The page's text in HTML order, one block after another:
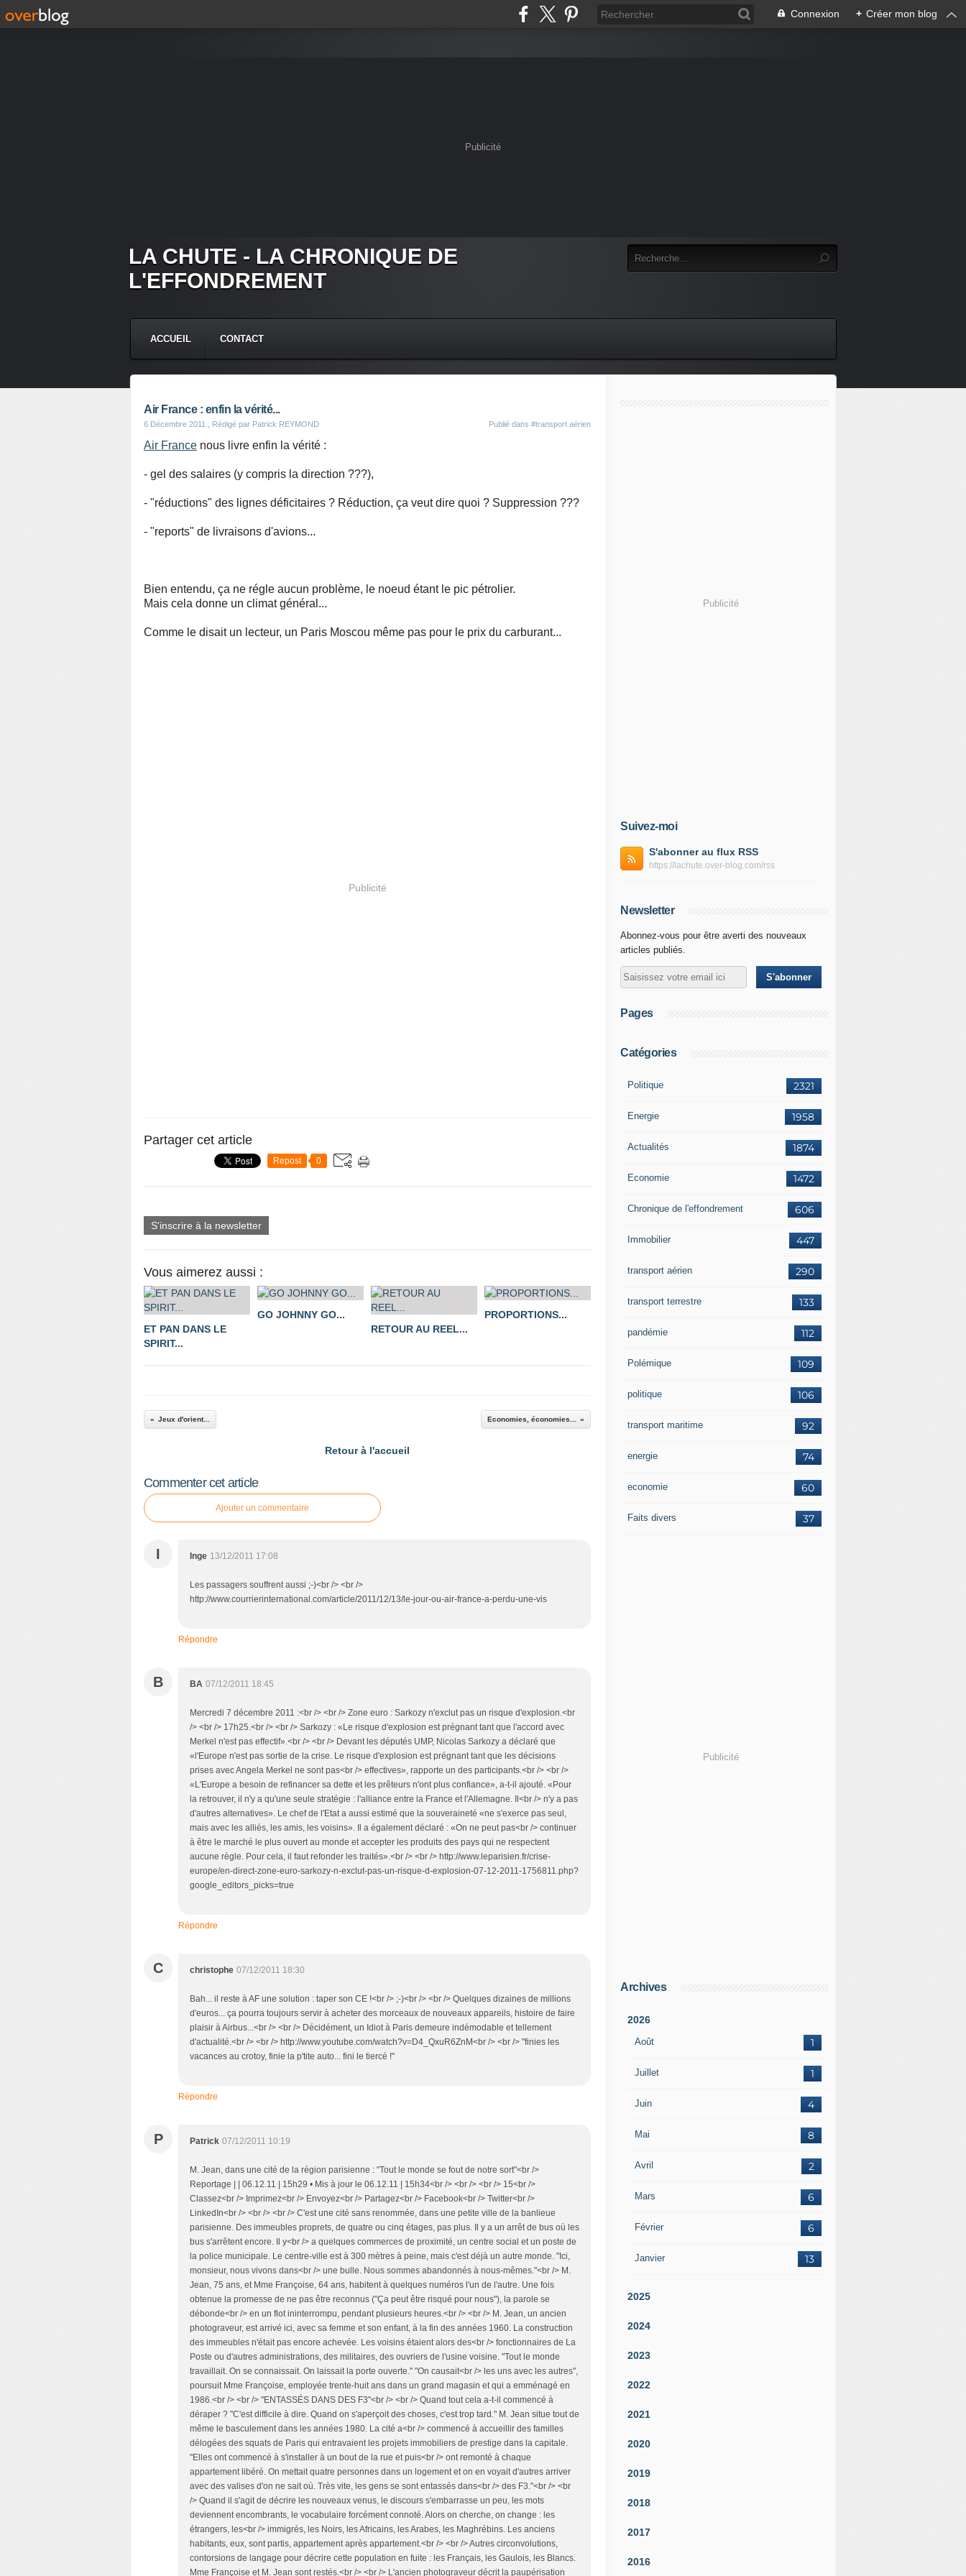
Connexion + Créer mon blog
Publicité
LA CHUTE - LA CHRONIQUE DE
L'EFFONDREMENT
ACCUEIL CONTACT
Air France : enfin la vérité...
6 Décembre 2011 , Rédigé par Patrick REYMOND Publié dans #transport aérien
Air France nous livre enfin la vérité :
- gel des salaires (y compris la direction ???),
- "réductions" des lignes déficitaires ? Réduction, ça veut dire quoi ? Suppression ???
- "reports" de livraisons d'avions...
Bien entendu, ça ne régle aucun problème, le noeud étant le pic pétrolier.
Mais cela donne un climat général...
Comme le disait un lecteur, un Paris Moscou même pas pour le prix du carburant...
Publicité
Partager cet article
Repost 0
S'inscrire à la newsletter
Vous aimerez aussi :
ET PAN DANS LE
SPIRIT...
GO JOHNNY GO...
RETOUR AU REEL...
PROPORTIONS...
Jeux d'orient... Economies, économies...
Retour à l'accueil
Commenter cet article
Ajouter un commentaire
I Inge 13/12/2011 17:08
Les passagers souffrent aussi ;-)<br /> <br />
http://www.courrierinternational.com/article/2011/12/13/le-jour-ou-air-france-a-perdu-une-vis
Répondre
B BA 07/12/2011 18:45
Mercredi 7 décembre 2011 :<br /> <br /> Zone euro : Sarkozy n'exclut pas un risque d'explosion.<br
/> <br /> 17h25.<br /> <br /> Sarkozy : «Le risque d'explosion est prégnant tant que l'accord avec
Merkel n'est pas effectif».<br /> <br /> Devant les députés UMP, Nicolas Sarkozy a déclaré que
«l'Europe n'est pas sortie de la crise. Le risque d'explosion est prégnant tant que les décisions
prises avec Angela Merkel ne sont pas<br /> effectives», rapporte un des participants.<br /> <br />
«L'Europe a besoin de refinancer sa dette et les prêteurs n'ont plus confiance», a-t-il ajouté. «Pour
la retrouver, il n'y a qu'une seule stratégie : l'alliance entre la France et l'Allemagne. Il<br /> n'y a pas
d'autres alternatives». Le chef de l'Etat a aussi estimé que la souveraineté «ne s'exerce pas seul,
mais avec les alliés, les amis, les voisins». Il a également déclaré : «On ne peut pas<br /> continuer
à être le marché le plus ouvert au monde et accepter les produits des pays qui ne respectent
aucune règle. Pour cela, il faut refonder les traités».<br /> <br /> http://www.leparisien.fr/crise-
europe/en-direct-zone-euro-sarkozy-n-exclut-pas-un-risque-d-explosion-07-12-2011-1756811.php?
google_editors_picks=true
Répondre
C christophe 07/12/2011 18:30
Bah... il reste à AF une solution : taper son CE !<br /> ;-)<br /> <br /> Quelques dizaines de millions
d'euros... ça pourra toujours servir à acheter des morceaux de nouveaux appareils, histoire de faire
plaisir à Airbus...<br /> <br /> Décidément, un Idiot à Paris demeure indémodable et tellement
d'actualité.<br /> <br /> http://www.youtube.com/watch?v=D4_QxuR6ZnM<br /> <br /> "finies les
vacances au crotoy, finie la p'tite auto... fini le tiercé !"
Répondre
P Patrick 07/12/2011 10:19
M. Jean, dans une cité de la région parisienne : "Tout le monde se fout de notre sort"<br />
Reportage | | 06.12.11 | 15h29 • Mis à jour le 06.12.11 | 15h34<br /> <br /> <br /> 15<br />
Classez<br /> Imprimez<br /> Envoyez<br /> Partagez<br /> Facebook<br /> Twitter<br />
LinkedIn<br /> <br /> <br /> C'est une cité sans renommée, dans une petite ville de la banlieue
parisienne. Des immeubles proprets, de quatre ou cinq étages, pas plus. Il y a un arrêt de bus où les
bus s'arrêtent encore. Il y<br /> a quelques commerces de proximité, un centre social et un poste de
la police municipale. Le centre-ville est à 300 mètres à peine, mais c'est déjà un autre monde. "Ici,
monsieur, nous vivons dans<br /> une bulle. Nous sommes abandonnés à nous-mêmes."<br /> M.
Jean, 75 ans, et Mme Françoise, 64 ans, habitent à quelques numéros l'un de l'autre. Une fois
obtenue la promesse de ne pas être reconnus ("Ça peut être risqué pour nous"), la parole se
débonde<br /> en un flot ininterrompu, pendant plusieurs heures.<br /> <br /> M. Jean, un ancien
photograveur, est arrivé ici, avec sa femme et son enfant, à la fin des années 1960. La construction
des immeubles n'était pas encore achevée. Les voisins étaient alors des<br /> fonctionnaires de La
Poste ou d'autres administrations, des militaires, des ouvriers de l'usine voisine. "Tout le monde
travaillait. On se connaissait. On laissait la porte ouverte." "On causait<br /> les uns avec les autres",
poursuit Mme Françoise, employée trente-huit ans dans un grand magasin et qui a emménagé en
1986.<br /> <br /> "ENTASSÉS DANS DES F3"<br /> <br /> Quand tout cela a-t-il commencé à
déraper ? "C'est difficile à dire. Quand on s'aperçoit des choses, c'est trop tard." M. Jean situe tout de
même le basculement dans les années 1980. La cité a<br /> commencé à accueillir des familles
délogées des squats de Paris qui entravaient les projets immobiliers de prestige dans la capitale.
"Elles ont commencé à s'installer à un bout de la rue et puis<br /> ont remonté à chaque
appartement libéré. On mettait quatre personnes dans un logement et on en voyait d'autres arriver
avec des valises d'on ne sait où. Très vite, les gens se sont entassés dans<br /> des F3."<br /> <br
/> Quand il s'agit de décrire les nouveaux venus, le discours s'embarrasse un peu, les mots
deviennent encombrants, le vocabulaire forcément connoté. Alors on cherche, on change : les
étrangers, les<br /> immigrés, les Noirs, les Africains, les Arabes, les Maghrébins. Les anciens
habitants, eux, sont partis, appartement après appartement.<br /> <br /> Autres circonvolutions,
contorsions de langage pour décrire cette population en fuite : les Français, les Gaulois, les Blancs.
Mme Françoise et M. Jean sont restés.<br /> <br /> L'ancien photograveur décrit la paupérisation
Publicité
Suivez-moi
S'abonner au flux RSS
https://lachute.over-blog.com/rss
Newsletter
Abonnez-vous pour être averti des nouveaux
articles publiés.
Pages
Catégories
2321
Politique
1958
Energie
1874
Actualités
1472
Economie
606
Chronique de l'effondrement
447
Immobilier
290
transport aérien
133
transport terrestre
112
pandémie
109
Polémique
106
politique
92
transport maritime
74
energie
60
economie
37
Faits divers
Publicité
Archives
2026
Août 1
Juillet 1
Juin 4
Mai 8
Avril 2
Mars 6
Février 6
Janvier 13
2025
2024
2023
2022
2021
2020
2019
2018
2017
2016